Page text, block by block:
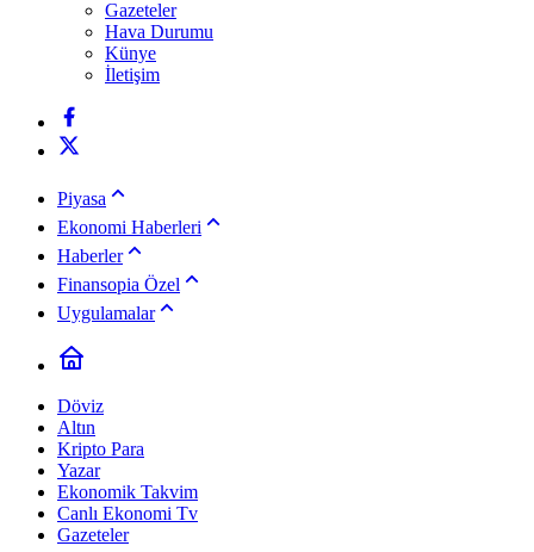
Gazeteler
Hava Durumu
Künye
İletişim
Piyasa
Ekonomi Haberleri
Haberler
Finansopia Özel
Uygulamalar
Döviz
Altın
Kripto Para
Yazar
Ekonomik Takvim
Canlı Ekonomi Tv
Gazeteler